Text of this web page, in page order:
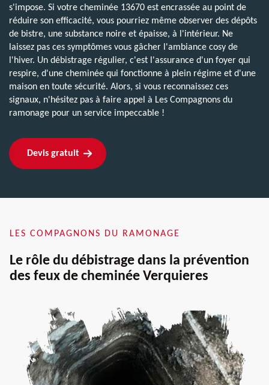
s'impose. Si votre cheminée 13670 est encrassée au point de
réduire son efficacité, vous pourriez même observer des dépôts
de bistre, une substance noire et épaisse, à l'intérieur. Ne
laissez pas ces symptômes vous gâcher l'ambiance cosy de
l'hiver. Un débistrage régulier, c'est l'assurance d'un foyer qui
respire, d'une cheminée qui fonctionne à plein régime et d'une
maison en toute sécurité. Alors, si vous reconnaissez ces
signaux, n'hésitez pas à faire appel à Les Compagnons du
ramonage pour un service impeccable !
Devis gratuit
LES COMPAGNONS DU RAMONAGE
Le rôle du débistrage dans la prévention
des feux de cheminée Verquieres